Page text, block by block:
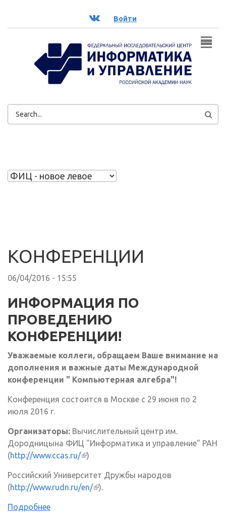
ВК Войти
ФОРМА
КОНФЕРЕНЦИИ
06/04/2016 - 15:55
ИНФОРМАЦИЯ ПО
ПРОВЕДЕНИЮ
КОНФЕРЕНЦИИ!
Уважаемые коллеги, обращаем Ваше внимание на
дополнения и важные даты Международной
конференции " Компьютерная алгебра"!
Конференция состоится в Москве с 29 июня по 2
июля 2016 г.
Организаторы: Вычислительный центр им.
Дородницына ФИЦ "Информатика и управление" РАН
(http://www.ccas.ru/(внешняя ссылка)
)
Российский Университет Дружбы народов
(http://www.rudn.ru/en/(внешняя ссылка)
).
Подробнее